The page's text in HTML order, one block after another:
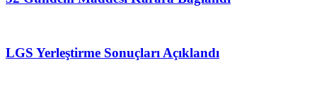
LGS Yerleştirme Sonuçları Açıklandı